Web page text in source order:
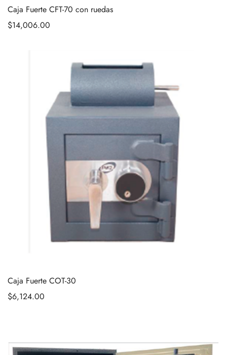
Caja Fuerte CFT-70 con ruedas
$14,006.00
Caja Fuerte COT-30
$6,124.00